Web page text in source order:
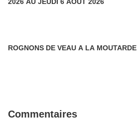
ROGNONS DE VEAU A LA MOUTARDE
Commentaires